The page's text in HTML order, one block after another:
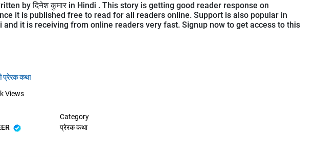
by दिनेश कुमार in Hindi . This story is getting good reader response on
it is published free to read for all readers online. Support is also popular in
and it is receiving from online readers very fast. Signup now to get access to this
प्रेरक कथा
Views
Category
प्रेरक कथा